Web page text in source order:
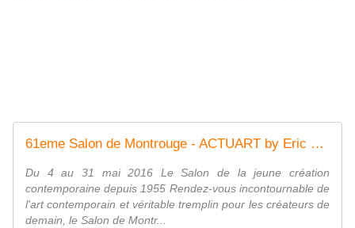
61eme Salon de Montrouge - ACTUART by Eric SIMON
Du 4 au 31 mai 2016 Le Salon de la jeune création
contemporaine depuis 1955 Rendez-vous incontournable de
l'art contemporain et véritable tremplin pour les créateurs de
demain, le Salon de Montr...